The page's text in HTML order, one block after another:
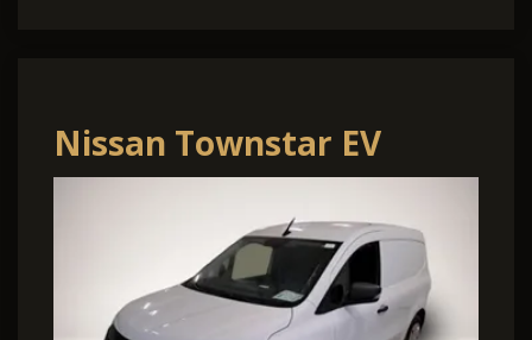
Nissan Townstar EV
Accenta 45 kWh L1 PDC